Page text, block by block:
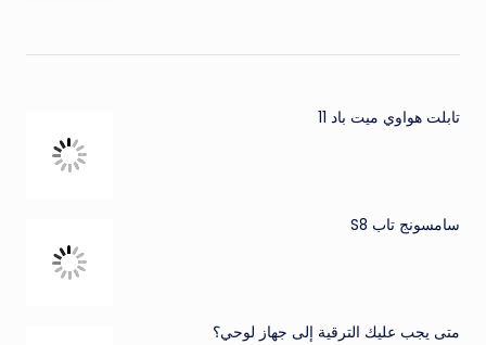
تابلت هواوي ميت باد 11
سامسونج تاب S8
متى يجب عليك الترقية إلى جهاز لوحي؟